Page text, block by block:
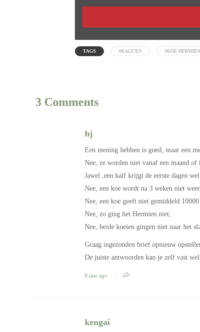
TAGS #KALFJES #KOE HERMIEN
3 Comments
hj
Een mening hebben is goed, maar een
Nee, ze worden niet vanaf een maand of
Jawel ,een kalf krijgt de eerste dagen
Nee, een koe wordt na 3 weken niet weer
Nee, een koe geeft niet gemiddeld
Nee, zo ging het Hermien niet,
Nee, beide koeien gingen niet naar het
Graag ingezonden brief opnieuw
De juiste antwoorden kan je zelf vast wel
8 jaar ago
kengai